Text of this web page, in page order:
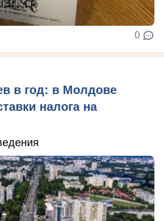
0
в год: в Молдове
налога на